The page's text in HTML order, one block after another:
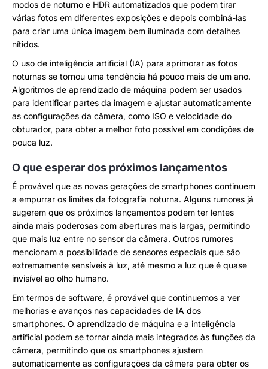
modos de noturno e HDR automatizados que podem tirar
várias fotos em diferentes exposições e depois combiná-las
para criar uma única imagem bem iluminada com detalhes
nítidos.
O uso de inteligência artificial (IA) para aprimorar as fotos
noturnas se tornou uma tendência há pouco mais de um ano.
Algoritmos de aprendizado de máquina podem ser usados
para identificar partes da imagem e ajustar automaticamente
as configurações da câmera, como ISO e velocidade do
obturador, para obter a melhor foto possível em condições de
pouca luz.
O que esperar dos próximos lançamentos
É provável que as novas gerações de smartphones continuem
a empurrar os limites da fotografia noturna. Alguns rumores já
sugerem que os próximos lançamentos podem ter lentes
ainda mais poderosas com aberturas mais largas, permitindo
que mais luz entre no sensor da câmera. Outros rumores
mencionam a possibilidade de sensores especiais que são
extremamente sensíveis à luz, até mesmo a luz que é quase
invisível ao olho humano.
Em termos de software, é provável que continuemos a ver
melhorias e avanços nas capacidades de IA dos
smartphones. O aprendizado de máquina e a inteligência
artificial podem se tornar ainda mais integrados às funções da
câmera, permitindo que os smartphones ajustem
automaticamente as configurações da câmera para obter os